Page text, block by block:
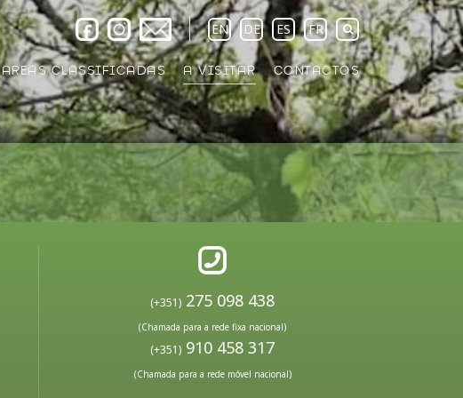
EN DE ES FR
AREAS CLASSIFICADAS A VISITAR CONTACTOS
(+351) 275 098 438
(Chamada para a rede fixa nacional)
(+351) 910 458 317
(Chamada para a rede móvel nacional)